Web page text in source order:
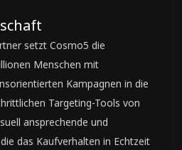
setzt Cosmo5 die
Menschen mit
Kampagnen in die
Targeting-Tools von
ansprechende und
das Kaufverhalten in Echtzeit